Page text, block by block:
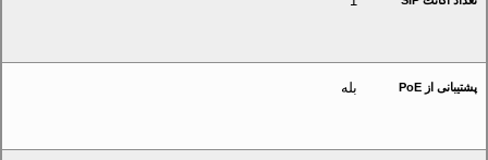
پشتیبانی از PoE بله